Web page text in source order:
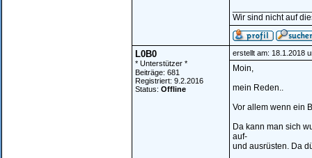
Wir sind nicht auf
L0B0
* Unterstützer *
Beiträge: 681
Registriert: 9.2.2016
Status: Offline
erstellt am: 18.1.2018
Moin,
mein Reden..
Vor allem wenn ein
Da kann man sich
auf-
und ausrüsten. Da